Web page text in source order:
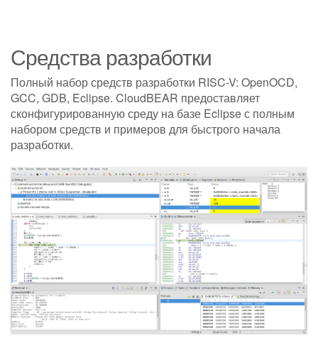
Средства разработки
Полный набор средств разработки RISC-V: OpenOCD,
GCC, GDB, Eclipse. CloudBEAR предоставляет
сконфигурированную среду на базе Eclipse с полным
набором средств и примеров для быстрого начала
разработки.